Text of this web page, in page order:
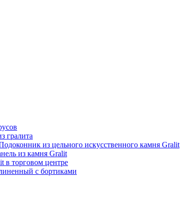
гралита
из цельного искусственного камня Gralit
из камня Gralit
в торговом центре
с бортиками